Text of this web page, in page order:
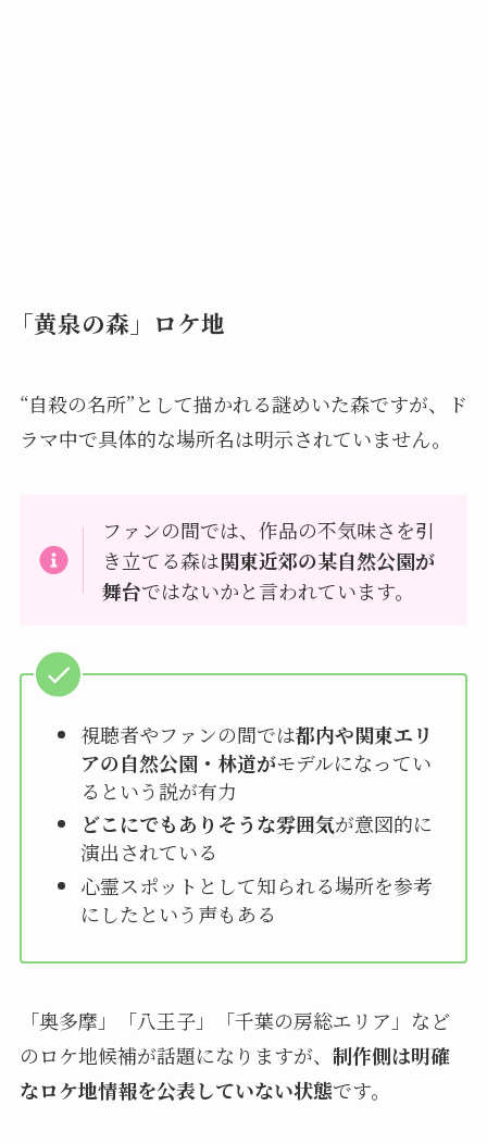
「黄泉の森」ロケ地
“自殺の名所”として描かれる謎めいた森ですが、ド
ラマ中で具体的な場所名は明示されていません。
ファンの間では、作品の不気味さを引
き立てる森は関東近郊の某自然公園が
舞台ではないかと言われています。
視聴者やファンの間では都内や関東エリ
アの自然公園・林道がモデルになってい
るという説が有力
どこにでもありそうな雰囲気が意図的に
演出されている
心霊スポットとして知られる場所を参考
にしたという声もある
「奥多摩」「八王子」「千葉の房総エリア」など
のロケ地候補が話題になりますが、 制作側は明確
なロケ地情報を公表していない状態です。